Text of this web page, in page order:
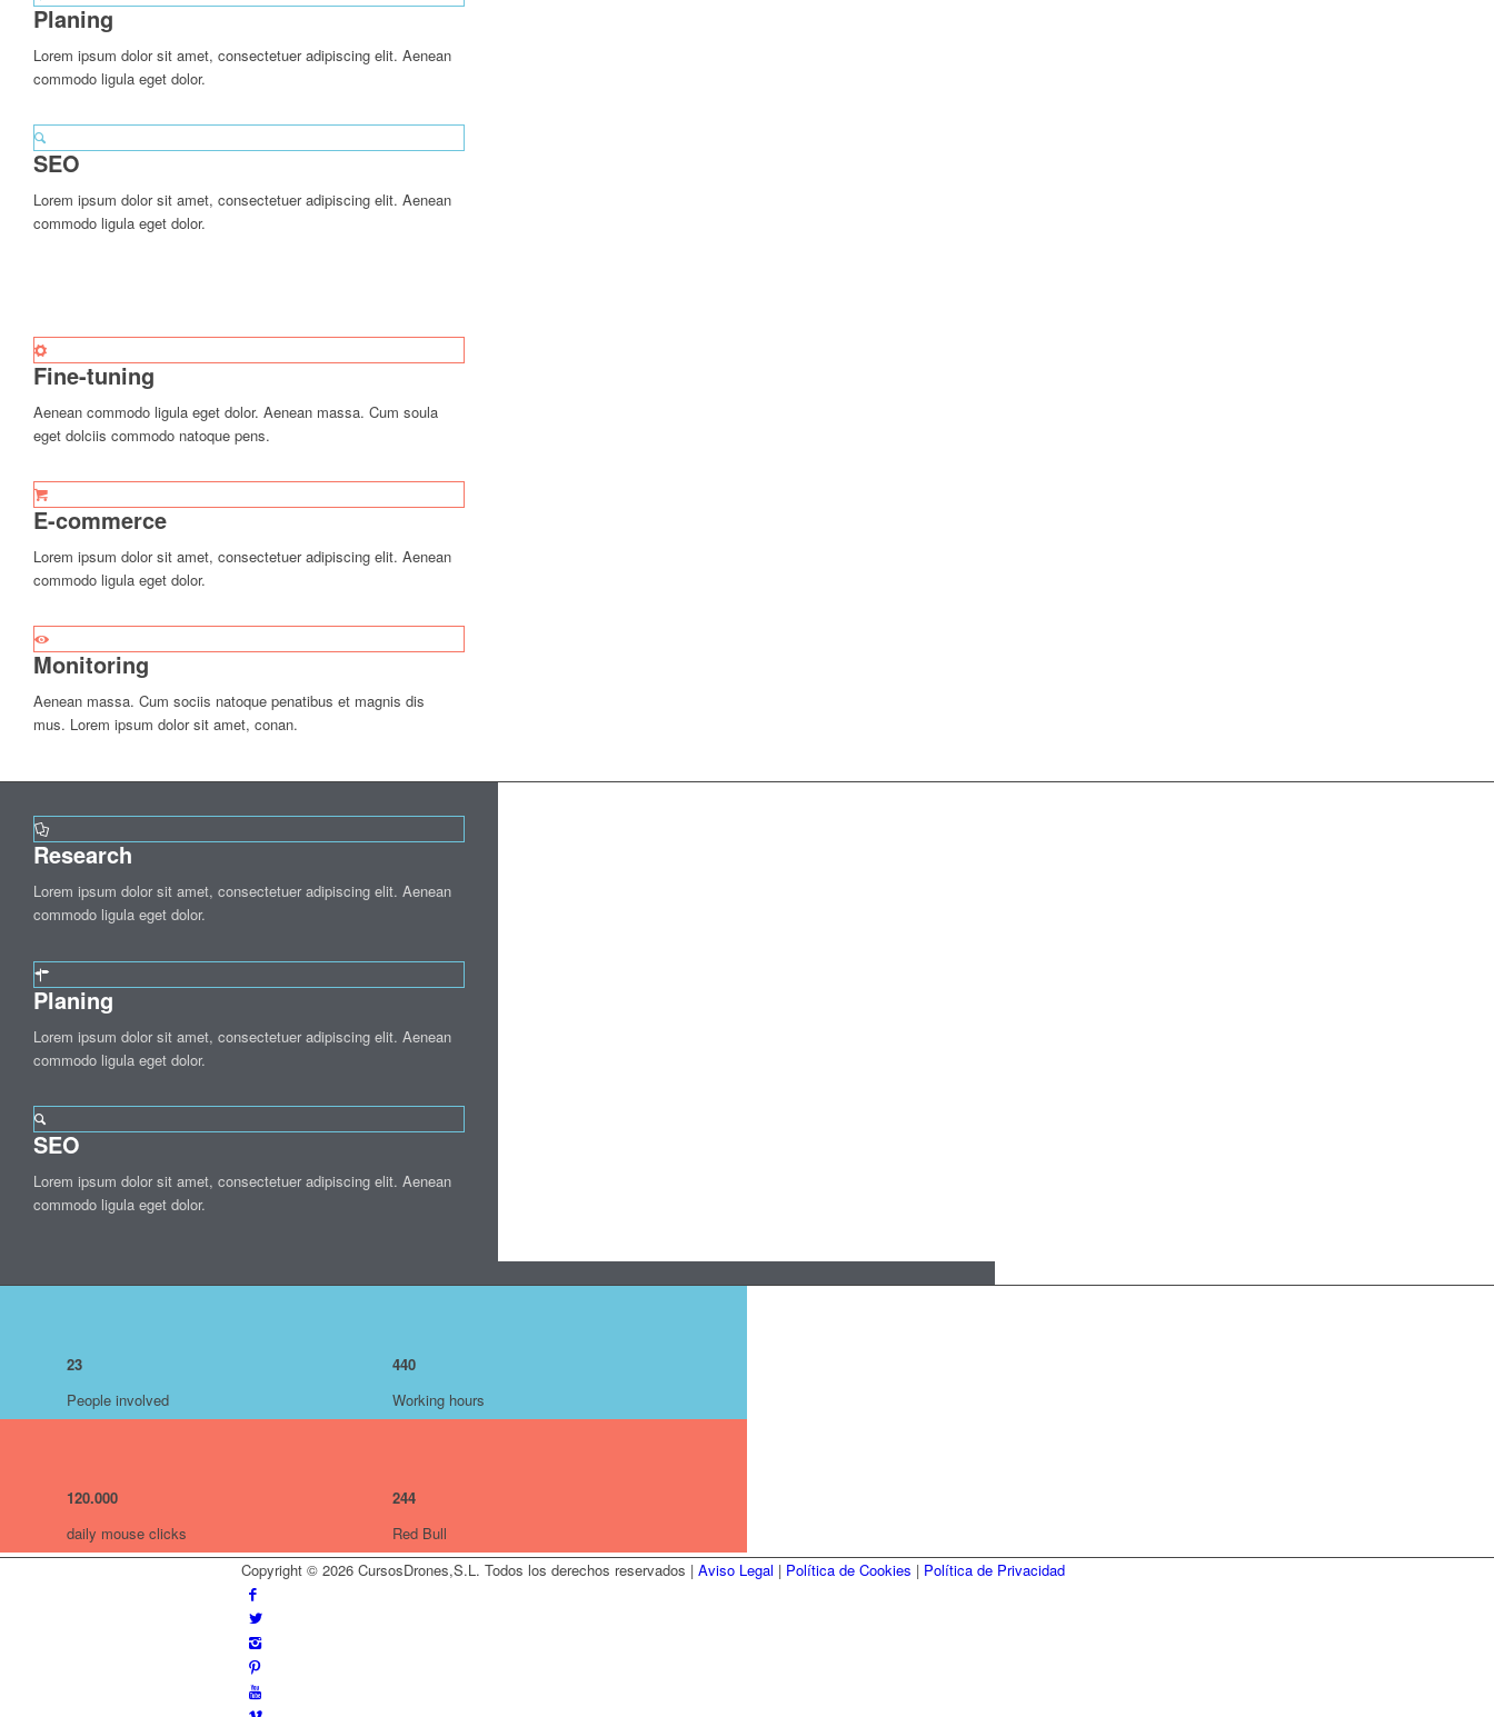
Planing
Lorem ipsum dolor sit amet, consectetuer adipiscing elit. Aenean
commodo ligula eget dolor.
SEO
Lorem ipsum dolor sit amet, consectetuer adipiscing elit. Aenean
commodo ligula eget dolor.
Fine-tuning
Aenean commodo ligula eget dolor. Aenean massa. Cum soula
eget dolciis commodo natoque pens.
E-commerce
Lorem ipsum dolor sit amet, consectetuer adipiscing elit. Aenean
commodo ligula eget dolor.
Monitoring
Aenean massa. Cum sociis natoque penatibus et magnis dis
mus. Lorem ipsum dolor sit amet, conan.
Research
Lorem ipsum dolor sit amet, consectetuer adipiscing elit. Aenean
commodo ligula eget dolor.
Planing
Lorem ipsum dolor sit amet, consectetuer adipiscing elit. Aenean
commodo ligula eget dolor.
SEO
Lorem ipsum dolor sit amet, consectetuer adipiscing elit. Aenean
commodo ligula eget dolor.
23
People involved
440
Working hours
120.000
daily mouse clicks
244
Red Bull
Copyright © 2026 CursosDrones,S.L. Todos los derechos reservados | Aviso Legal | Política de Cookies | Política de Privacidad